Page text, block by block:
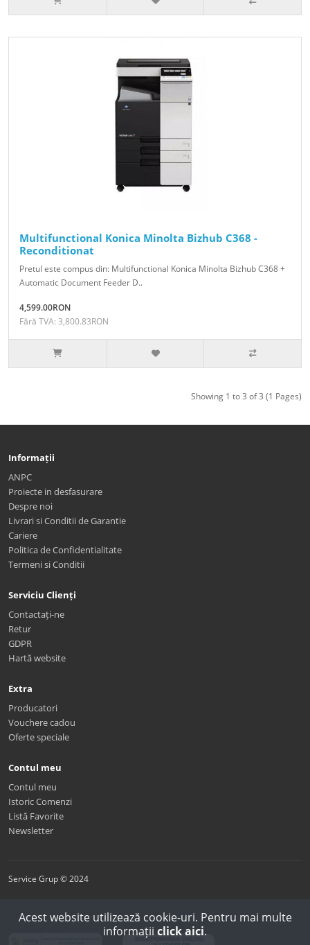
Multifunctional Konica Minolta Bizhub C368 -
Reconditionat
Pretul este compus din: Multifunctional Konica Minolta Bizhub C368 +
Automatic Document Feeder D..
4,599.00RON
Fără TVA: 3,800.83RON
Showing 1 to 3 of 3 (1 Pages)
Informații
ANPC
Proiecte in desfasurare
Despre noi
Livrari si Conditii de Garantie
Cariere
Politica de Confidentialitate
Termeni si Conditii
Serviciu Clienți
Contactați-ne
Retur
GDPR
Hartă website
Extra
Producatori
Vouchere cadou
Oferte speciale
Contul meu
Contul meu
Istoric Comenzi
Listă Favorite
Newsletter
Service Grup © 2024
Acest website utilizează cookie-uri. Pentru mai multe
informații click aici.